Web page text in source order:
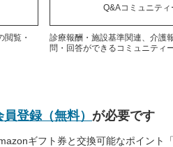
閲覧・
Q&Aコミュニティ
診療報酬・施設基準関連、介護
問・回答ができるコミュニティー
員登録（無料） が必要です
ギフト券と交換可能なポイント